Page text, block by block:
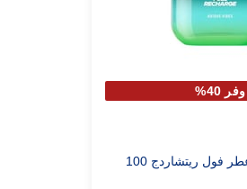
وفر 40%
أديداس مودهاك عطر فول ريتشاردج 100